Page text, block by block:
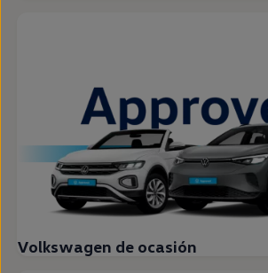
Volkswagen de ocasión